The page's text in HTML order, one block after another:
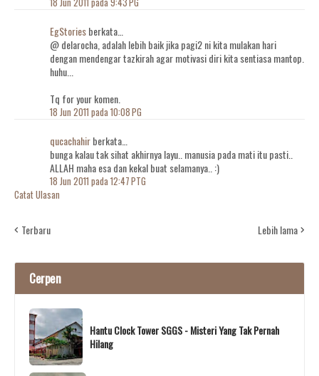
EgStoriesberkata…
@ delarocha, adalah lebih baik jika pagi2 ni kita mulakan hari
dengan mendengar tazkirah agar motivasi diri kita sentiasa mantop.
huhu...
Tq for your komen.
18 Jun 2011 pada 10:08 PG
qucachahirberkata…
bunga kalau tak sihat akhirnya layu.. manusia pada mati itu pasti..
ALLAH maha esa dan kekal buat selamanya.. :)
18 Jun 2011 pada 12:47 PTG
Catat Ulasan
Terbaru Lebih lama
Cerpen
Hantu Clock Tower SGGS - Misteri Yang Tak Pernah
Hilang